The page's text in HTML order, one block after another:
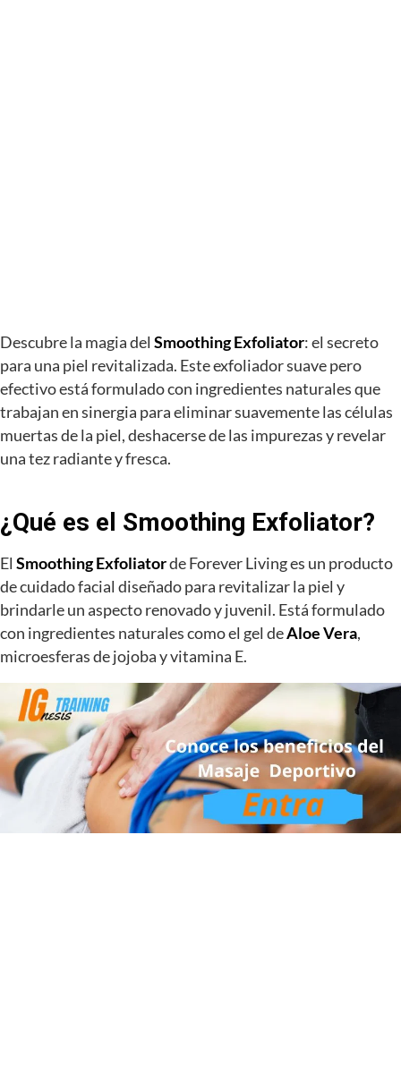
Descubre la magia del Smoothing Exfoliator: el secreto
para una piel revitalizada. Este exfoliador suave pero
efectivo está formulado con ingredientes naturales que
trabajan en sinergia para eliminar suavemente las células
muertas de la piel, deshacerse de las impurezas y revelar
una tez radiante y fresca.
¿Qué es el Smoothing Exfoliator?
El Smoothing Exfoliatorde Forever Living es un producto
de cuidado facial diseñado para revitalizar la piel y
brindarle un aspecto renovado y juvenil. Está formulado
con ingredientes naturales como el gel deAloe Vera,
microesferas de jojoba y vitamina E.